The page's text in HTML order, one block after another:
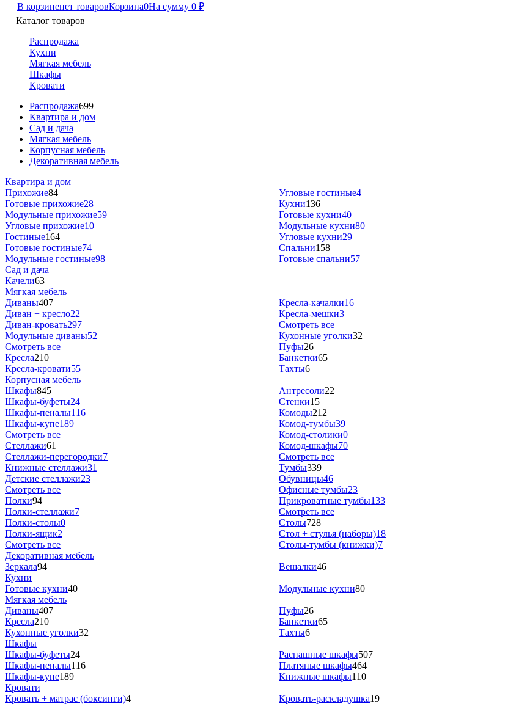
В корзиненет товаровКорзина0На сумму 0 ₽
Каталог товаров
Распродажа
Кухни
Мягкая мебель
Шкафы
Кровати
Распродажа699
Квартира и дом
Сад и дача
Мягкая мебель
Корпусная мебель
Декоративная мебель
Квартира и дом
Прихожие84
Готовые прихожие28
Модульные прихожие59
Угловые прихожие10
Гостиные164
Готовые гостиные74
Модульные гостиные98
Угловые гостиные4
Кухни136
Готовые кухни40
Модульные кухни80
Угловые кухни29
Спальни158
Готовые спальни57
Сад и дача
Качели63
Мягкая мебель
Диваны407
Диван + кресло22
Диван-кровать297
Модульные диваны52
Смотреть все
Кресла210
Кресла-кровати55
Кресла-качалки16
Кресла-мешки3
Смотреть все
Кухонные уголки32
Пуфы26
Банкетки65
Тахты6
Корпусная мебель
Шкафы845
Шкафы-буфеты24
Шкафы-пеналы116
Шкафы-купе189
Смотреть все
Стеллажи61
Стеллажи-перегородки7
Книжные стеллажи31
Детские стеллажи23
Смотреть все
Полки94
Полки-стеллажи7
Полки-столы0
Полки-ящик2
Смотреть все
Антресоли22
Стенки15
Комоды212
Комод-тумбы39
Комод-столики0
Комод-шкафы70
Смотреть все
Тумбы339
Обувницы46
Офисные тумбы23
Прикроватные тумбы133
Смотреть все
Столы728
Стол + стулья (наборы)18
Столы-тумбы (книжки)7
Декоративная мебель
Зеркала94 Вешалки46
Кухни
Готовые кухни40 Модульные кухни80
Мягкая мебель
Диваны407
Кресла210
Кухонные уголки32
Пуфы26
Банкетки65
Тахты6
Шкафы
Шкафы-буфеты24
Шкафы-пеналы116
Шкафы-купе189
Распашные шкафы507
Платяные шкафы464
Книжные шкафы110
Кровати
Кровать + матрас (боксинги)4
Кровать-раскладушка19